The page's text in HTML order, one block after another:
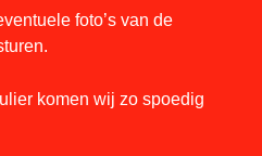
foto’s van de
komen wij zo spoedig